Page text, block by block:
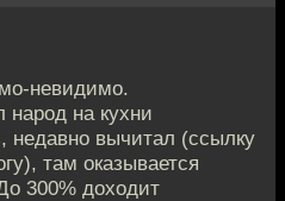
невидимо.
на кухни
недавно вычитал (ссылку
там оказывается
300% доходит